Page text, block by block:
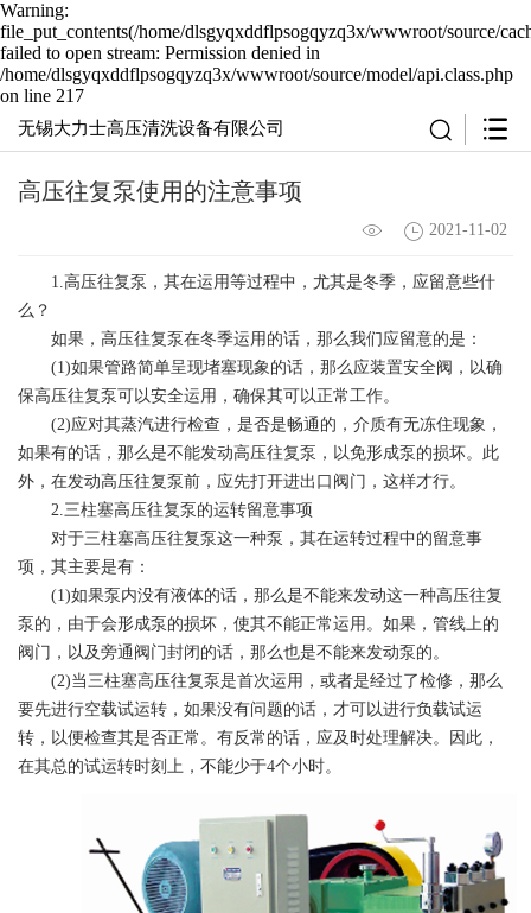
Warning:
file_put_contents(/home/dlsgyqxddflpsogqyzq3x/wwwroot/source/
failed to open stream: Permission denied in
/home/dlsgyqxddflpsogqyzq3x/wwwroot/source/model/api.class.php
on line 217
无锡大力士高压清洗设备有限公司
高压往复泵使用的注意事项
2021-11-02
1.高压往复泵，其在运用等过程中，尤其是冬季，应留意些什
么？
如果， 高压往复泵在冬季运用的话，那么我们应留意的是：
(1)如果管路简单呈现堵塞现象的话，那么应装置安全阀，以确
保高压往复泵可以安全运用，确保其可以正常工作。
(2)应对其蒸汽进行检查，是否是畅通的，介质有无冻住现象，
如果有的话，那么是不能发动高压往复泵，以免形成泵的损坏。此
外，在发动高压往复泵前，应先打开进出口阀门，这样才行。
2.三柱塞高压往复泵的运转留意事项
对于三柱塞高压往复泵这一种泵，其在运转过程中的留意事
项，其主要是有：
(1)如果泵内没有液体的话，那么是不能来发动这一种高压往复
泵的，由于会形成泵的损坏，使其不能正常运用。如果，管线上的
阀门，以及旁通阀门封闭的话，那么也是不能来发动泵的。
(2)当三柱塞高压往复泵是首次运用，或者是经过了检修，那么
要先进行空载试运转，如果没有问题的话，才可以进行负载试运
转，以便检查其是否正常。有反常的话，应及时处理解决。因此，
在其总的试运转时刻上，不能少于4个小时。